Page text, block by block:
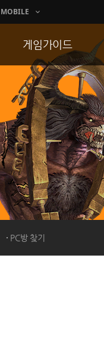
MOBILE
PC방 찾기
게임가이드
게임 특징
서버가이드
신병훈련소
세부가이드
통합보급센터